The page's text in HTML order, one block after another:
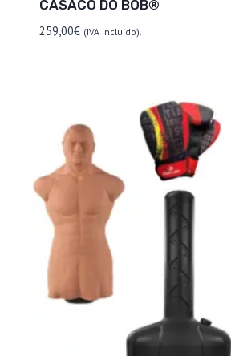
CASACO DO BOB®
259,00€ (IVA incluído).